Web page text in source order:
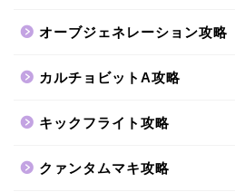
オーブジェネレーション攻略
カルチョビットA攻略
キックフライト攻略
クァンタムマキ攻略